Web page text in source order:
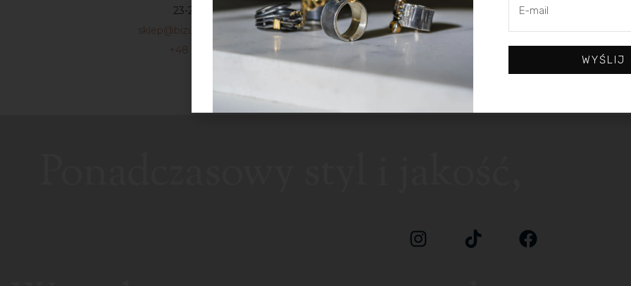
23-200 Krasnik
sklep@bizuteriaunpolished.pl
+48 733 441 644
portfolio
blog
sklep
newsletter
koszyk
moje konto
zamówienia
WYŚLIJ